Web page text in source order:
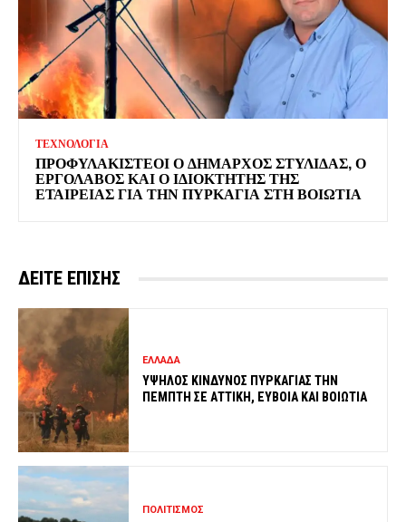
ΤΕΧΝΟΛΟΓΙΑ
ΠΡΟΦΥΛΑΚΙΣΤΕΟΙ Ο ΔΗΜΑΡΧΟΣ ΣΤΥΛΙΔΑΣ, Ο
ΕΡΓΟΛΑΒΟΣ ΚΑΙ Ο ΙΔΙΟΚΤΗΤΗΣ ΤΗΣ
ΕΤΑΙΡΕΙΑΣ ΓΙΑ ΤΗΝ ΠΥΡΚΑΓΙΑ ΣΤΗ ΒΟΙΩΤΙΑ
ΔΕΙΤΕ ΕΠΙΣΗΣ
ΕΛΛΑΔΑ
ΥΨΗΛΟΣ ΚΙΝΔΥΝΟΣ ΠΥΡΚΑΓΙΑΣ ΤΗΝ
ΠΕΜΠΤΗ ΣΕ ΑΤΤΙΚΗ, ΕΥΒΟΙΑ ΚΑΙ ΒΟΙΩΤΙΑ
ΠΟΛΙΤΙΣΜΟΣ